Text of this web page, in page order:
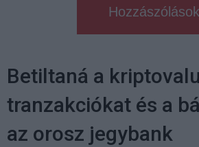
Hozzászólások
Betiltaná a
tranzakciókat és a
az orosz jegybank